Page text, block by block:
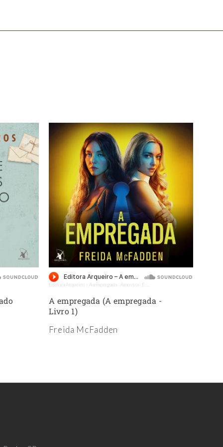
Editora Arqueiro · A empregada - Amostra - Editora Arqueiro (Audiolivro)
A empregada (A empregada -
Livro 1)
Freida McFadden